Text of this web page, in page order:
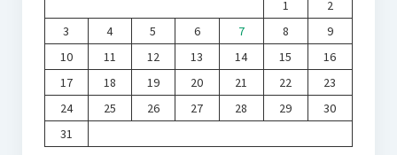
1
2
3
4 5 6 7 8
9
10
11 12 13 14 15
16
17
18 19 20 21 22
23
24
25 26 27 28 29
30
31